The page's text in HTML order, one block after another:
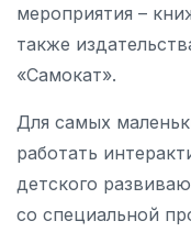
мероприятия –
также
«Самокат».
Для самых
работать
детского
со специальной